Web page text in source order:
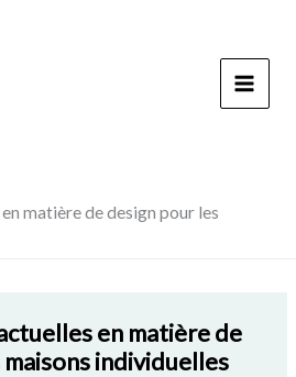
matière de design pour les
en matière de
individuelles